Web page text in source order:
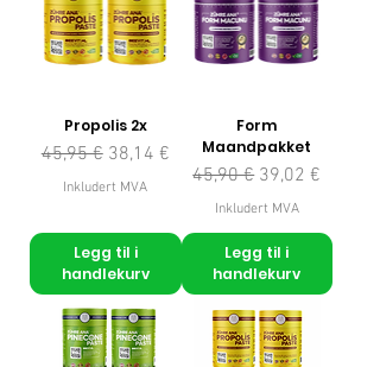
Propolis 2x
Vanlig pris
45,95 € Salgspris
38,14 €
Inkludert MVA
Legg til i
handlekurv
Form
Maandpakket
Vanlig pris
45,90 € Salgspris
39,02 €
Inkludert MVA
Legg til i
handlekurv